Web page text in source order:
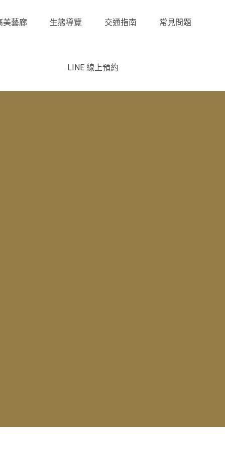
美藝廊 生態導覽 交通指南 常見問題
LINE 線上預約